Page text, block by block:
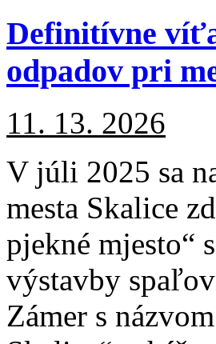
Definitívne
odpadov pri
11. 13. 2026
V júli 2025 sa
mesta Skalice
pjekné mjesto“
výstavby
Zámer s